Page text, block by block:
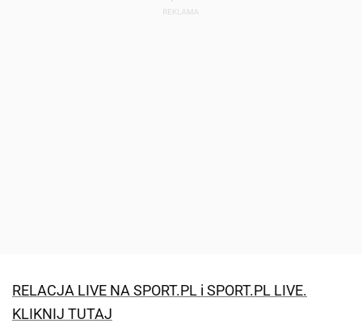
RELACJA LIVE NA SPORT.PL i SPORT.PL LIVE.
KLIKNIJ TUTAJ